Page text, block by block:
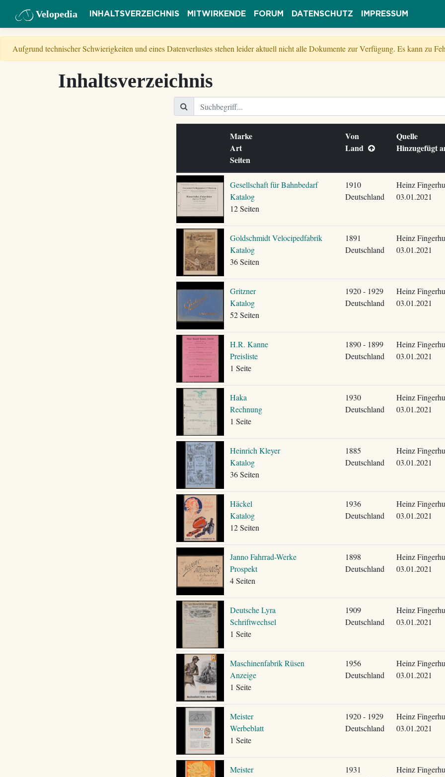
Velopedia INHALTSVERZEICHNIS MITWIRKENDE FORUM DATENSCHUTZ IMPRESSUM
Aufgrund technischer Schwierigkeiten und eines Datenverlustes stehen leider aktuell nicht alle Dokumente zur Verfügung. Es kann zu
Inhaltsverzeichnis
Marke
Art
Seiten
Von
Land
Quelle
Hinzugefügt
Gesellschaft für Bahnbedarf
Katalog
12 Seiten
1910
Deutschland
Heinz
03.01.2021
Goldschmidt Velocipedfabrik
Katalog
36 Seiten
1891
Deutschland
Heinz
03.01.2021
Gritzner
Katalog
52 Seiten
1920 - 1929
Deutschland
Heinz
03.01.2021
H.R. Kanne
Preisliste
1 Seite
1890 - 1899
Deutschland
Heinz
03.01.2021
Haka
Rechnung
1 Seite
1930
Deutschland
Heinz
03.01.2021
Heinrich Kleyer
Katalog
36 Seiten
1885
Deutschland
Heinz
03.01.2021
Häckel
Katalog
12 Seiten
1936
Deutschland
Heinz
03.01.2021
Janno Fahrrad-Werke
Prospekt
4 Seiten
1898
Deutschland
Heinz
03.01.2021
Deutsche Lyra
Schriftwechsel
1 Seite
1909
Deutschland
Heinz
03.01.2021
Maschinenfabrik Rüsen
Anzeige
1 Seite
1956
Deutschland
Heinz
03.01.2021
Meister
Werbeblatt
1 Seite
1920 - 1929
Deutschland
Heinz
03.01.2021
Meister
1931
Heinz